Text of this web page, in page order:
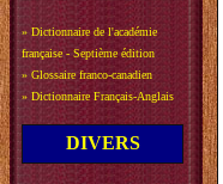
» Dictionnaire de l'académie
française - Septième édition
» Glossaire franco-canadien
» Dictionnaire Français-Anglais
DIVERS